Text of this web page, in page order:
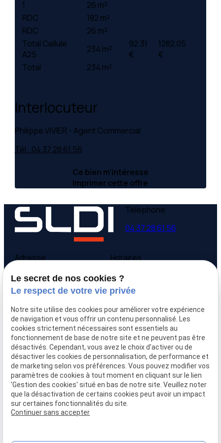
1
26 m²
RDC
182 m²
RDC
26 m²
Total Cellule
A25
234 m²
92.31
€
1282.05
€
Total
234 m²
Interlocuteur
Philippe VIVIER - Agent Commercial
Tél : 04 37 28 61 56
Ce bien m’intéresse
Imprimer cette offre
Téléphone
04 37 28 61 56
Adresse
9 avenue Victor Hugo
69160 Tassin la Demi-
Lune
Horaires
Lundi - Vendredi
09:00-12:00,
Accueil
Qui sommes-nous
Nos biens
Prix immobilier
Confier mon bien
Rejoignez-nous
Contact
Le secret de nos cookies ?
Le respect de votre vie privée
Notre site utilise des cookies pour améliorer votre expérience
de navigation et vous offrir un contenu personnalisé. Les
cookies strictement nécessaires sont essentiels au
fonctionnement de base de notre site et ne peuvent pas être
désactivés. Cependant, vous avez le choix d'activer ou de
désactiver les cookies de personnalisation, de performance et
de marketing selon vos préférences. Vous pouvez modifier vos
paramètres de cookies à tout moment en cliquant sur le lien
'Gestion des cookies' situé en bas de notre site. Veuillez noter
que la désactivation de certains cookies peut avoir un impact
sur certaines fonctionnalités du site.
Continuer sans accepter